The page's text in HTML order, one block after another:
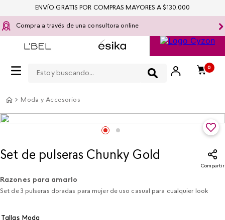
Compra a través de una consultora online
0
ENVÍO GRATIS POR COMPRAS MAYORES A $130.000
Moda y Accesorios
Set de pulseras Chunky Gold
Compartir
Razones para amarlo
Set de 3 pulseras doradas para mujer de uso casual para cualquier look
Tallas Moda